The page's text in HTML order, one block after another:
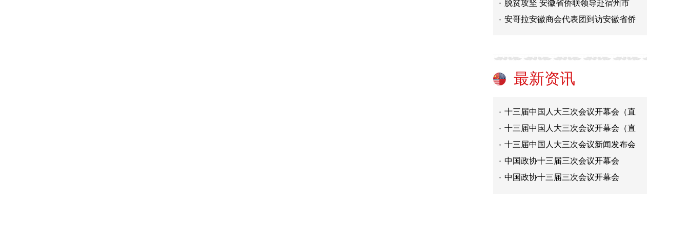
脱贫攻坚 安徽省侨联领导赴宿州市
安哥拉安徽商会代表团到访安徽省侨
最新资讯
十三届中国人大三次会议首场“部长
十三届中国人大三次会议首场“部长
十三届中国人大三次会议首场“代表